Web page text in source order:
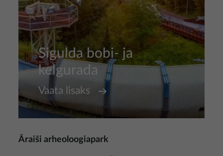
Sigulda bobi- ja
kelgurada
Vaata lisaks
Āraiši arheoloogiapark